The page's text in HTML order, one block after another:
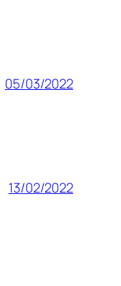
05/03/2022
13/02/2022